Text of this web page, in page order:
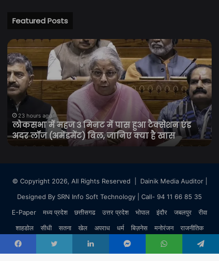
Featured Posts
लोकसभा
में
महज
3
मिनट
में
पास
हुआ
टैक्सेशन
एंड
बिल,
23 hours ago
लोकसभा में महज 3 मिनट में पास हुआ टैक्सेशन एंड
अदर लॉज (अमेंडमेंट) बिल, जानिए क्या है खास
के
पर
लग
© Copyright 2026, All Rights Reserved | Dainik Media Auditor|
Designed By SRN Info Soft Technology | Call- 94 11 66 85 35
E-Paper
मध्य प्रदेश छत्तीसगढ उत्तर प्रदेश भोपाल इंदौर जबलपुर
रीवा
शाहडोल
सीधी सतना खेल अपराध धर्म बिज़नेस मनोरंजन
राजनीतिक
Facebook
Twitter LinkedIn Messenger WhatsApp Telegram